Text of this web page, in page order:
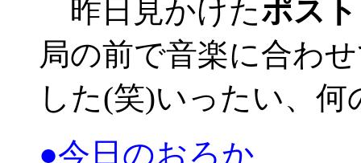
昨日見かけたポス
局の前で音楽に合わ
した(笑)いったい、
●今日のおろか